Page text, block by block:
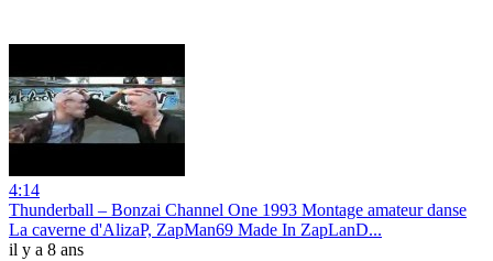
4:14
Thunderball ‎– Bonzai Channel One 1993 Montage amateur danse
La caverne d'AlizaP, ZapMan69 Made In ZapLanD...
il y a 8 ans